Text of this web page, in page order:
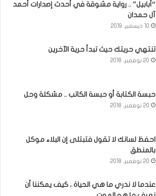
“أبابيل” .. رواية مشوقة في أحدث إصدارات أحمد
آل حمدان
10 ديسمبر، 2019
تنتهي حريتك حيث تبدأ حرية الآخرين
20 نوفمبر، 2018
حبسة الكتابة أو حبسة الكاتب .. مشكلة وحل
20 نوفمبر، 2018
احفظ لسانك لا تقول فتبتلى إن البلاء موكل
بالمنطق
20 نوفمبر، 2018
عندما لا ندري ما هي الحياة ، كيف يمكننا أن